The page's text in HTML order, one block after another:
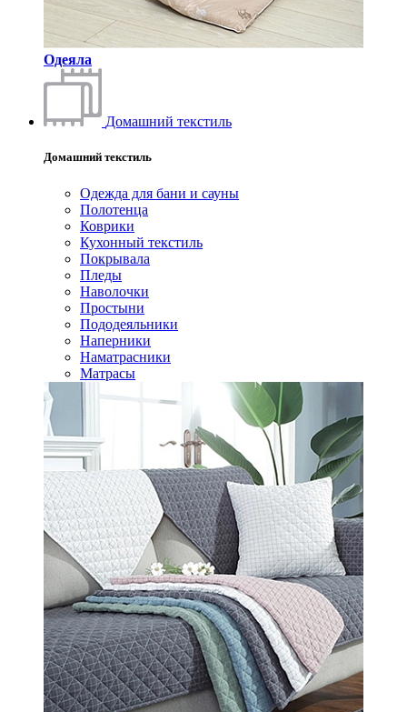
Одеяла
Домашний текстиль
Домашний текстиль
Одежда для бани и сауны
Полотенца
Коврики
Кухонный текстиль
Покрывала
Пледы
Наволочки
Простыни
Пододеяльники
Наперники
Наматрасники
Матрасы